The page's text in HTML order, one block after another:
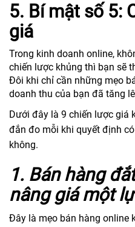
5. Bí mật số 5:
giá
Trong kinh doanh online,
chiến lược khủng thì bạn sẽ
Đôi khi chỉ cần những mẹo
doanh thu của bạn đã tăng
Dưới đây là 9 chiến lược giá
đắn đo mỗi khi quyết định
không.
1. Bán hàng
nâng giá một
Đây là mẹo bán hàng online